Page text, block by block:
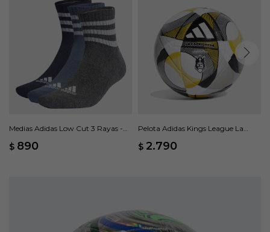
Medias Adidas Low Cut 3 Rayas -
$ 890
Pelota Adidas Kings League La
$ 2.790